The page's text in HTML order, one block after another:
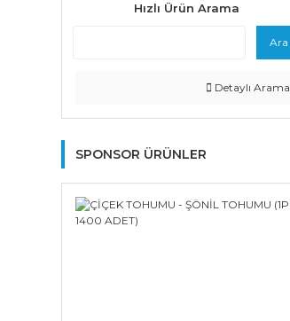
Hızlı Ürün Arama
Ara
Detaylı Arama
SPONSOR ÜRÜNLER